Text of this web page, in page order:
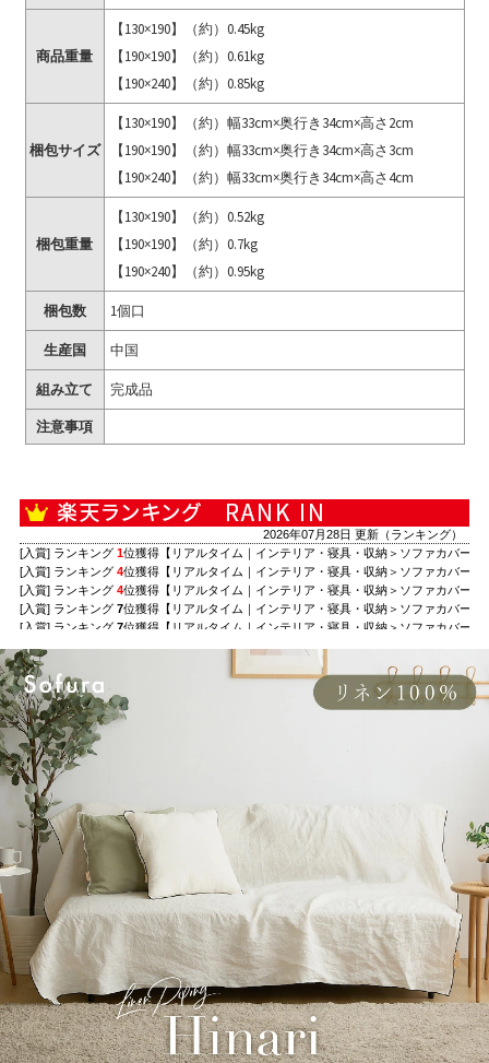
商品重量
【130×190】（約）0.45kg
【190×190】（約）0.61kg
【190×240】（約）0.85kg
梱包サイズ
【130×190】（約）幅33cm×奥行き34cm×高さ2cm
【190×190】（約）幅33cm×奥行き34cm×高さ3cm
【190×240】（約）幅33cm×奥行き34cm×高さ4cm
梱包重量
【130×190】（約）0.52kg
【190×190】（約）0.7kg
【190×240】（約）0.95kg
梱包数 1個口
生産国 中国
組み立て
完成品
注意事項